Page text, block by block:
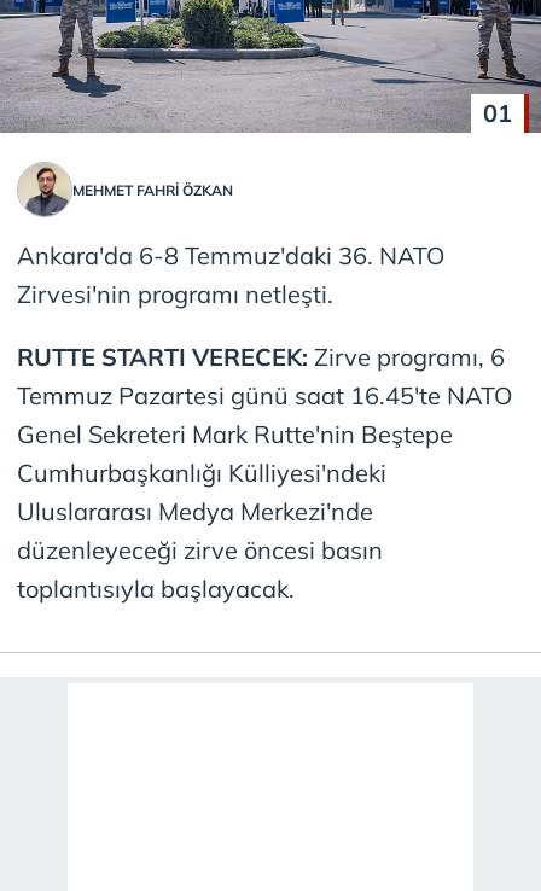
01
MEHMET FAHRİ ÖZKAN
Ankara'da 6-8 Temmuz'daki 36. NATO
Zirvesi'nin programı netleşti.
RUTTE STARTI VERECEK: Zirve programı, 6
Temmuz Pazartesi günü saat 16.45'te NATO
Genel Sekreteri Mark Rutte'nin Beştepe
Cumhurbaşkanlığı Külliyesi'ndeki
Uluslararası Medya Merkezi'nde
düzenleyeceği zirve öncesi basın
toplantısıyla başlayacak.